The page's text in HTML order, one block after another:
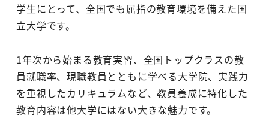
学生にとって、全国でも屈指の教育環境を備えた国
立大学です。
1年次から始まる教育実習、全国トップクラスの教
員就職率、現職教員とともに学べる大学院、実践力
を重視したカリキュラムなど、教員養成に特化した
教育内容は他大学にはない大きな魅力です。